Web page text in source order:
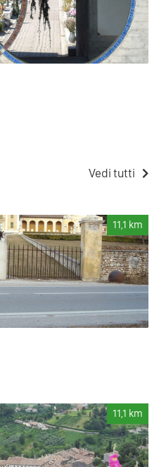
Vedi tutti
11,1 km
11,1 km